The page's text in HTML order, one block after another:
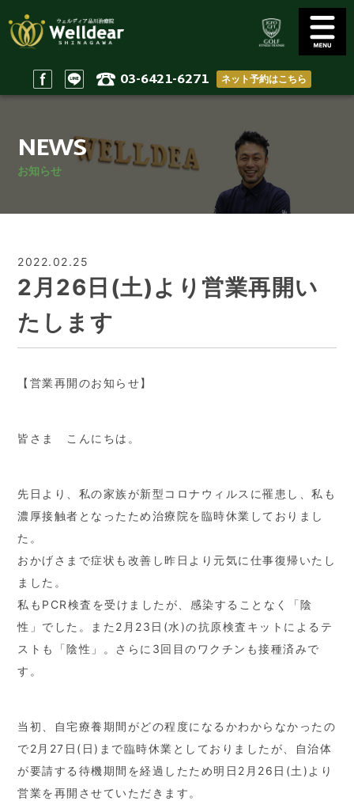
03-6421-6271 ネット予約はこちら
Staff
スタッフ
Access
アクセス
Home
ホーム
NEWS
お知らせ
2022.02.25
2月26日(土)より営業再開い
たします
【営業再開のお知らせ】
皆さま こんにちは。
先日より、私の家族が新型コロナウィルスに罹患し、私も
濃厚接触者となったため治療院を臨時休業しておりまし
た。
おかげさまで症状も改善し昨日より元気に仕事復帰いたし
ました。
私もPCR検査を受けましたが、感染することなく「陰
性」でした。また2月23日(水)の抗原検査キットによるテ
ストも「陰性」。さらに3回目のワクチンも接種済みで
す。
当初、自宅療養期間がどの程度になるかわからなかったの
で2月27日(日)まで臨時休業としておりましたが、自治体
が要請する待機期間を経過したため明日2月26日(土)より
営業を再開させていただきます。